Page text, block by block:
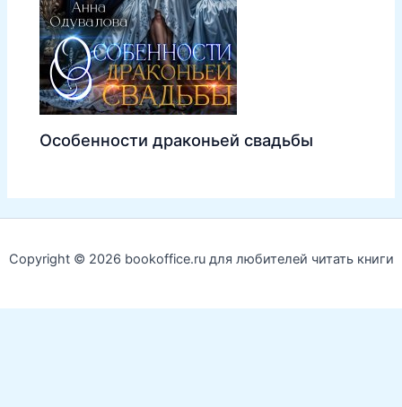
Особенности драконьей свадьбы
Copyright © 2026 bookoffice.ru для любителей читать книги